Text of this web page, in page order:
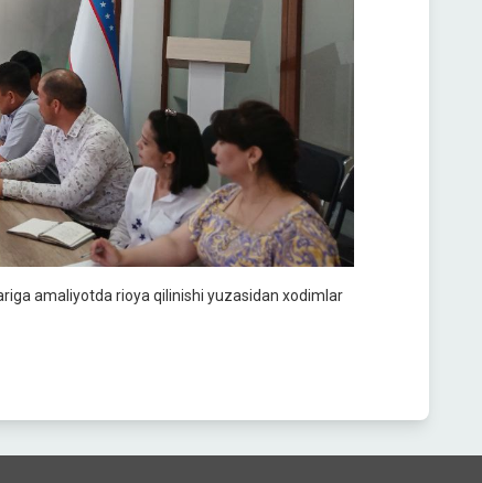
amaliyotda rioya qilinishi yuzasidan xodimlar